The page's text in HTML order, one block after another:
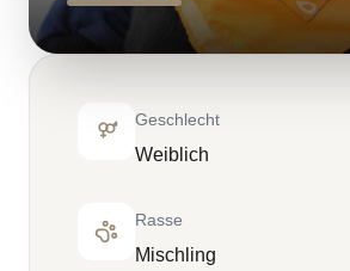
Geschlecht
Weiblich
Rasse
Mischling